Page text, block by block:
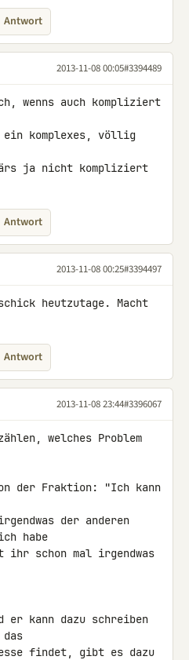
Antwort
2013-11-08 00:05#3394489
wenns auch kompliziert
komplexes, völlig
ja nicht kompliziert
Antwort
2013-11-08 00:25#3394497
heutzutage. Macht
Antwort
2013-11-08 23:44#3396067
welches Problem
der Fraktion: "Ich kann
der anderen
habe
ihr schon mal irgendwas
er kann dazu schreiben
findet, gibt es dazu